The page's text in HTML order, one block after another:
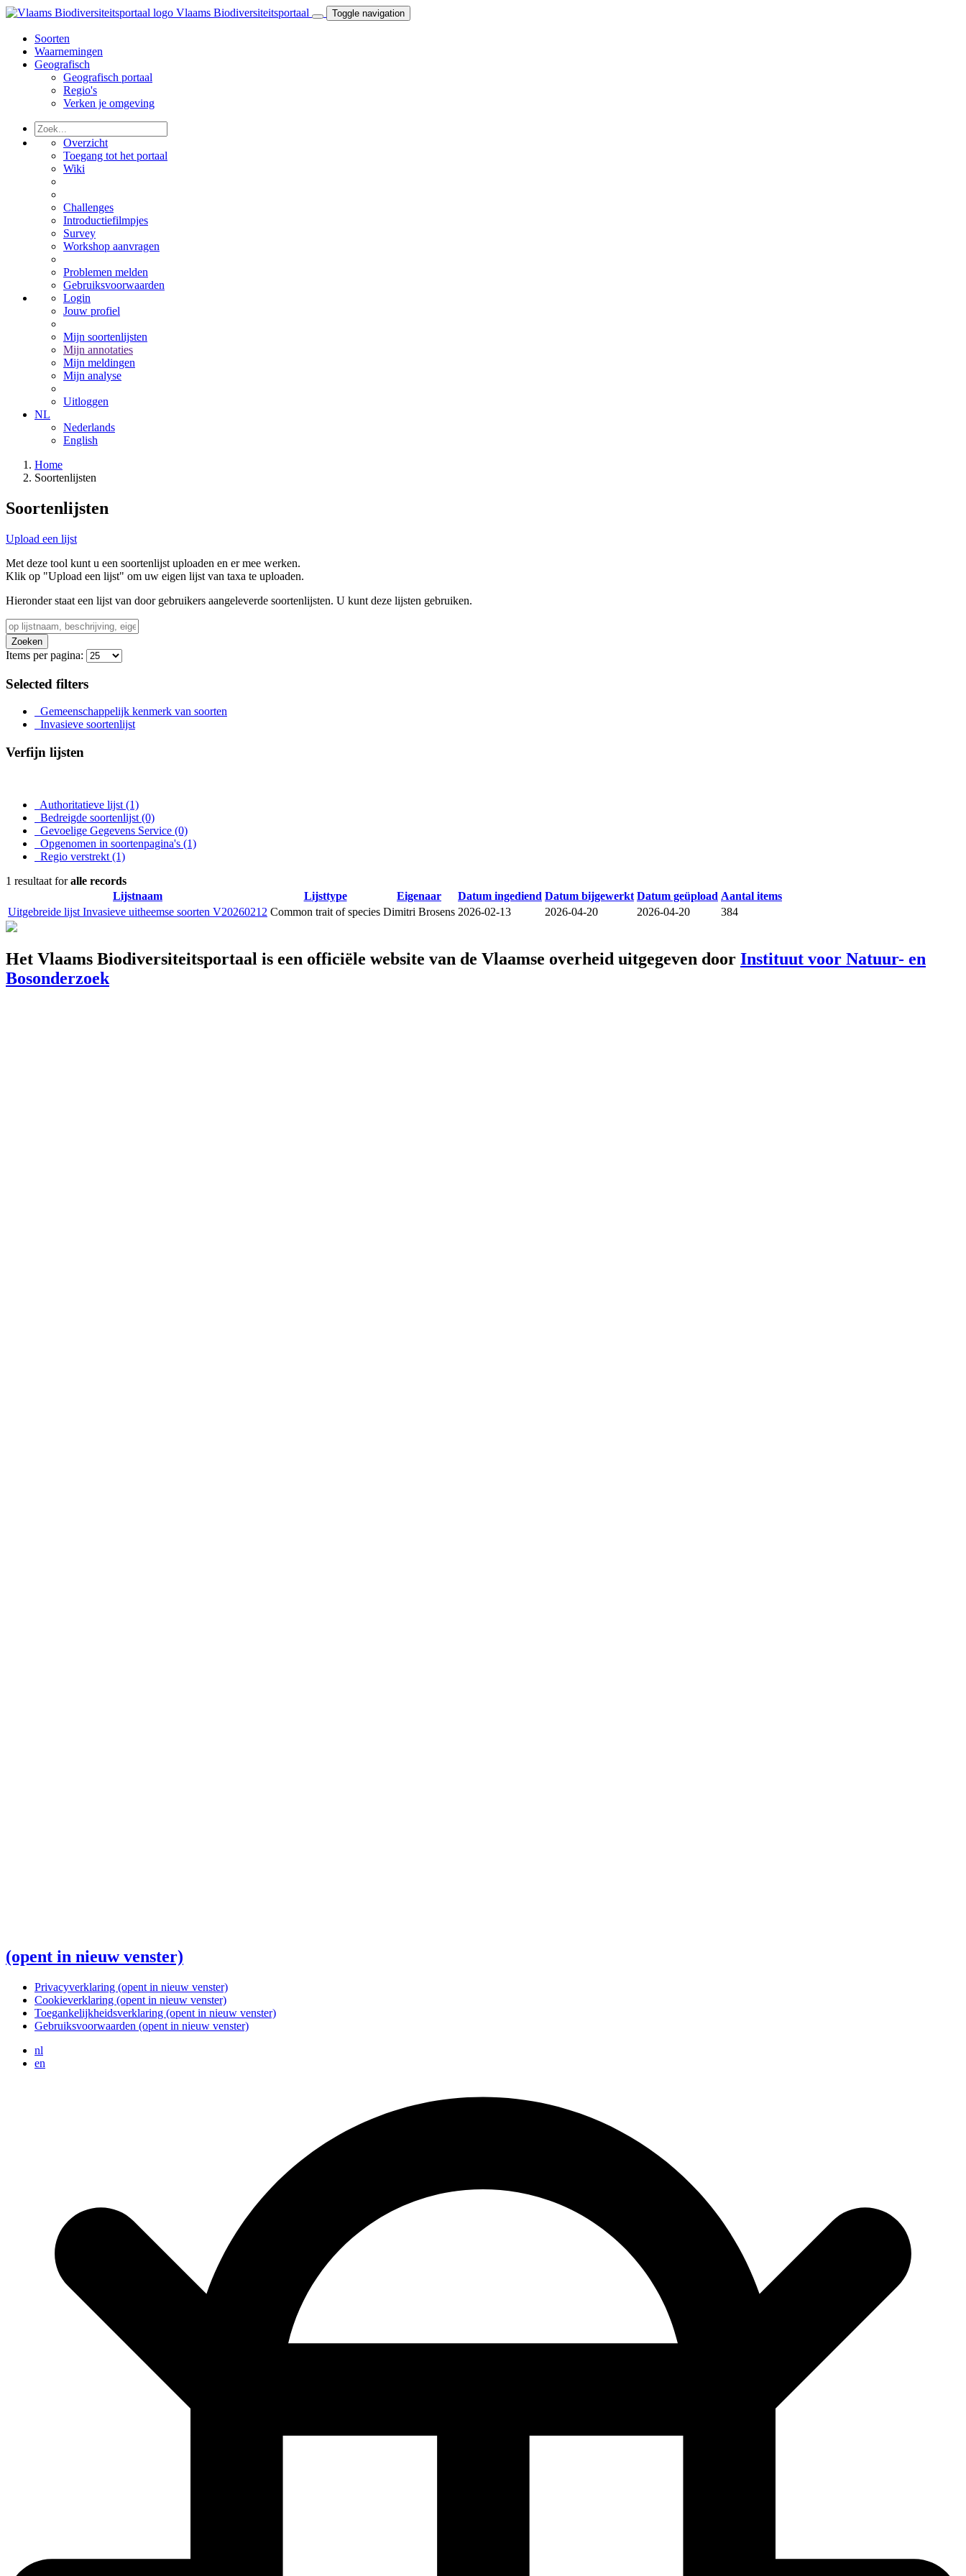
Vlaams Biodiversiteitsportaal Toggle navigation
Soorten
Waarnemingen
Geografisch
Geografisch portaal
Regio's
Verken je omgeving
Overzicht
Toegang tot het portaal
Wiki
Challenges
Introductiefilmpjes
Survey
Workshop aanvragen
Problemen melden
Gebruiksvoorwaarden
Login
Jouw profiel
Mijn soortenlijsten
Mijn annotaties
Mijn meldingen
Mijn analyse
Uitloggen
NL
Nederlands
English
Home
Soortenlijsten
Soortenlijsten
Upload een lijst
Met deze tool kunt u een soortenlijst uploaden en er mee werken.
Klik op "Upload een lijst" om uw eigen lijst van taxa te uploaden.
Hieronder staat een lijst van door gebruikers aangeleverde soortenlijsten. U kunt deze lijsten gebruiken.
Zoeken
Items per pagina:
Selected filters
Gemeenschappelijk kenmerk van soorten
Invasieve soortenlijst
Verfijn lijsten
Authoritatieve lijst (1)
Bedreigde soortenlijst (0)
Gevoelige Gegevens Service (0)
Opgenomen in soortenpagina's (1)
Regio verstrekt (1)
1 resultaat foralle records
Lijstnaam
Lijsttype Eigenaar Datum ingediend Datum bijgewerkt Datum geüpload Aantal items
Uitgebreide lijst Invasieve uitheemse soorten V20260212 Common trait of species Dimitri Brosens 2026-02-13 2026-04-20 2026-04-20 384
Het Vlaams Biodiversiteitsportaal is een officiële website van de Vlaamse overheid uitgegeven door Instituut voor Natuur- en
Bosonderzoek
(opent in nieuw venster)
Privacyverklaring (opent in nieuw venster)
Cookieverklaring (opent in nieuw venster)
Toegankelijkheidsverklaring (opent in nieuw venster)
Gebruiksvoorwaarden (opent in nieuw venster)
nl
en